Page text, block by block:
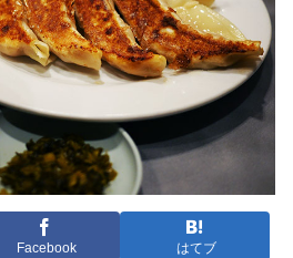
Facebook はてブ